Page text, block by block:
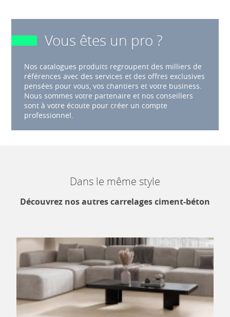
Vous êtes un pro ?
Nos catalogues produits regroupent des milliers de
références avec des services et des offres exclusives
pensées pour vous, vos chantiers et votre business.
Nous sommes votre partenaire et nos conseillers
sont à votre écoute pour créer un compte
professionnel.
Dans le même style
Découvrez nos autres carrelages ciment-béton